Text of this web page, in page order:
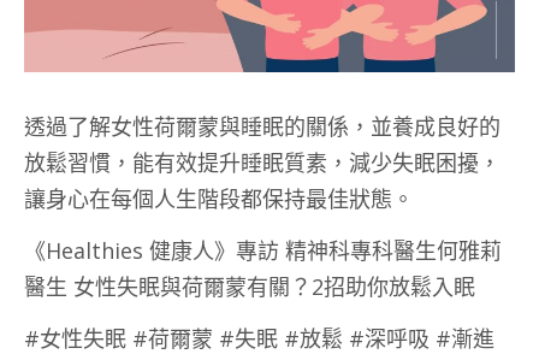
透過了解女性荷爾蒙與睡眠的關係，並養成良好的
放鬆習慣，能有效提升睡眠質素，減少失眠困擾，
讓身心在每個人生階段都保持最佳狀態。
《Healthies 健康人》專訪 精神科專科醫生何雅莉
醫生 女性失眠與荷爾蒙有關？2招助你放鬆入眠
#女性失眠 #荷爾蒙 #失眠 #放鬆 #深呼吸 #漸進